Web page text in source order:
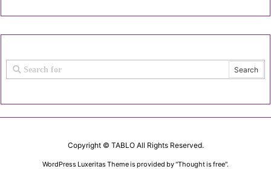
Copyright © TABLOAll Rights Reserved.
WordPress Luxeritas Theme is provided by "Thought is free".